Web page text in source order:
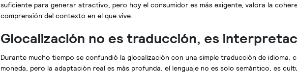
suficiente para generar atractivo, pero hoy el consumidor es más exigente, valora la
comprensión del contexto en el que vive.
Glocalización no es traducción, es
Durante mucho tiempo se confundió la glocalización con una simple traducción de idioma,
moneda, pero la adaptación real es más profunda, el lenguaje no es solo semántico, es